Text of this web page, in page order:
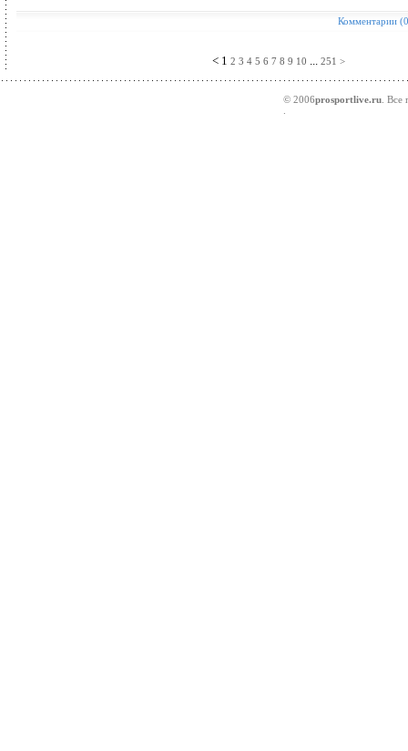
Комментарии
< 1 2 3 4 5 6 7 8 9 10 ... 251 >
© 2006prosportlive.ru .